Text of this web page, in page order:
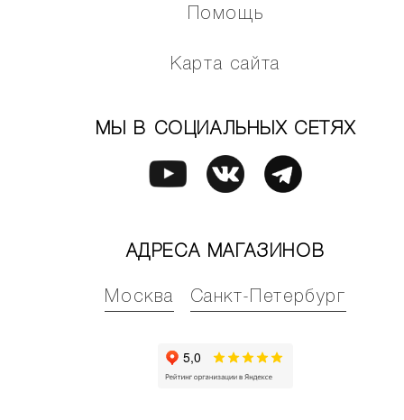
Помощь
Карта сайта
МЫ В СОЦИАЛЬНЫХ СЕТЯХ
АДРЕСА МАГАЗИНОВ
Москва Санкт-Петербург